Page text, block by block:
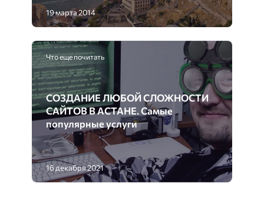
19 марта 2014
Что еще почитать
СОЗДАНИЕ ЛЮБОЙ СЛОЖНОСТИ
САЙТОВ В АСТАНЕ. Самые
популярные услуги
16 декабря 2021